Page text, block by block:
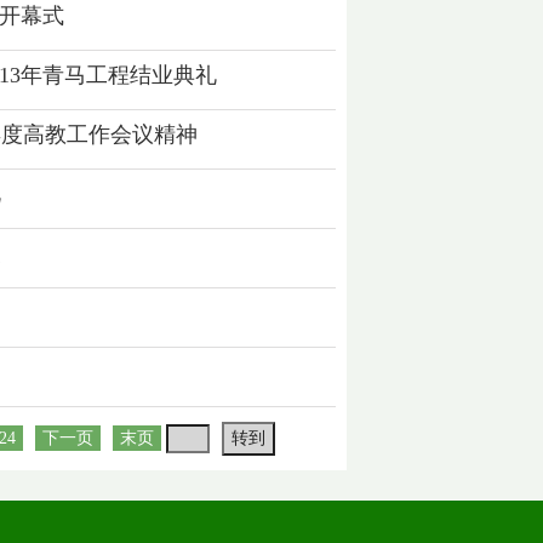
幕式
年青马工程结业典礼
高教工作会议精神
下一页 末页